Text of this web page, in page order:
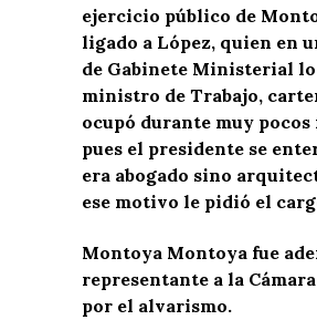
ejercicio público de
ligado a López, quien en
de Gabinete Ministerial
ministro de Trabajo,
ocupó durante muy pocos
pues el presidente se
era abogado sino
ese motivo le pidió el
Montoya Montoya fue
representante a la
por el alvarismo.